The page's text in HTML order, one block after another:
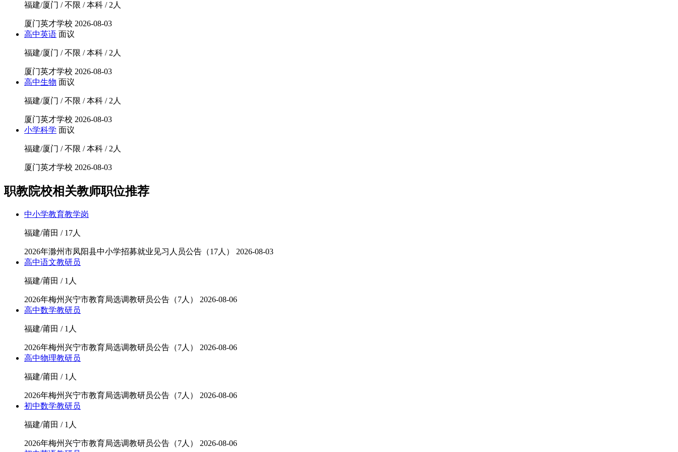
福建/厦门 / 不限 / 本科 / 2人
厦门英才学校 2026-08-03
高中英语 面议
福建/厦门 / 不限 / 本科 / 2人
厦门英才学校 2026-08-03
高中生物 面议
福建/厦门 / 不限 / 本科 / 2人
厦门英才学校 2026-08-03
小学科学 面议
福建/厦门 / 不限 / 本科 / 2人
厦门英才学校 2026-08-03
职教院校相关教师职位推荐
中小学教育教学岗
福建/莆田 / 17人
2026年滁州市凤阳县中小学招募就业见习人员公告（17人）
2026-08-03
高中语文教研员
福建/莆田 / 1人
2026年梅州兴宁市教育局选调教研员公告（7人）
2026-08-06
高中数学教研员
福建/莆田 / 1人
2026年梅州兴宁市教育局选调教研员公告（7人）
2026-08-06
高中物理教研员
福建/莆田 / 1人
2026年梅州兴宁市教育局选调教研员公告（7人）
2026-08-06
初中数学教研员
福建/莆田 / 1人
2026年梅州兴宁市教育局选调教研员公告（7人）
2026-08-06